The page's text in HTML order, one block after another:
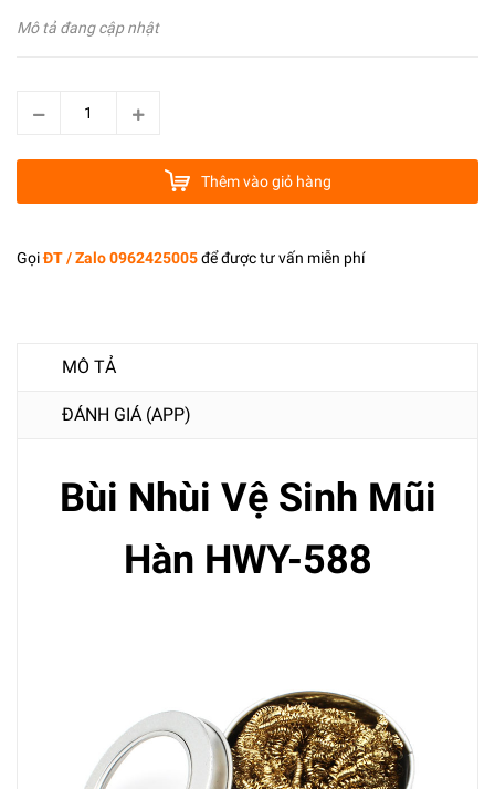
Mô tả đang cập nhật
Thêm vào giỏ hàng
GọiĐT / Zalo 0962425005để được tư vấn miễn phí
MÔ TẢ
ĐÁNH GIÁ (APP)
Bùi Nhùi Vệ Sinh Mũi
Hàn HWY-588